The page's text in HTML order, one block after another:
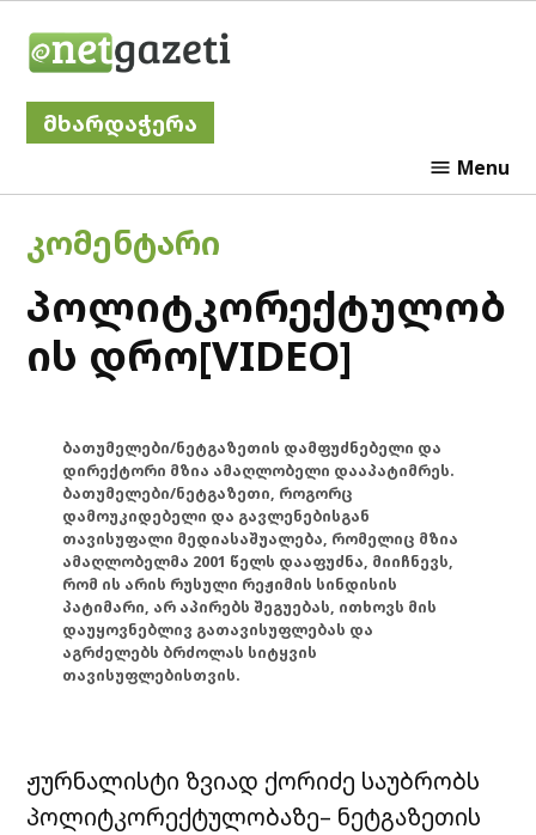
მხარდაჭერა
Menu
POSTED
IN
ᲙᲝᲛᲔᲜᲢᲐᲠᲘ
პოლიტკორექტულობ
ის დრო[VIDEO]
ბათუმელები/ნეტგაზეთის დამფუძნებელი და
დირექტორი მზია ამაღლობელი დააპატიმრეს.
ბათუმელები/ნეტგაზეთი, როგორც
დამოუკიდებელი და გავლენებისგან
თავისუფალი მედიასაშუალება, რომელიც მზია
ამაღლობელმა 2001 წელს დააფუძნა, მიიჩნევს,
რომ ის არის რუსული რეჟიმის სინდისის
პატიმარი, არ აპირებს შეგუებას, ითხოვს მის
დაუყოვნებლივ გათავისუფლებას და
აგრძელებს ბრძოლას სიტყვის
თავისუფლებისთვის.
ჟურნალისტი ზვიად ქორიძე საუბრობს
პოლიტკორექტულობაზე– ნეტგაზეთის